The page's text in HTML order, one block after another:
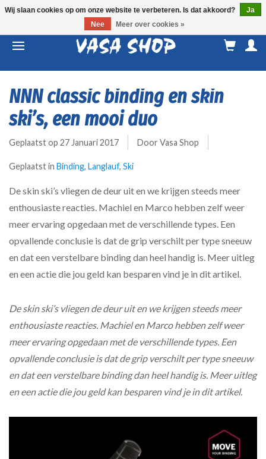
NNN classic binding en skin
ski’s, een mooi duo
Geplaatst op 27 Januari 2017 Door Vasa Shop
Geplaatst in Binding, Langlauf, Ski
De skin ski’s vliegen de deur uit en we krijgen steeds meer
enthousiaste reacties. Machiel en Marco hebben zelf weer
meer ervaring opgedaan met de verschillende types. Een
opvallende conclusie is dat de grip verschilt per type sneeuw
en dat een verstelbare binding dan heel handig is. Meer uitleg
en een actie die jou geld kan besparen vind je in dit artikel.
De skin ski’s vliegen de deur uit en we krijgen steeds meer
enthousiaste reacties. Machiel en Marco hebben zelf weer
meer ervaring opgedaan met de verschillende types. Een
opvallende conclusie is dat de grip verschilt per type sneeuw
en dat een verstelbare binding dan heel handig is. Meer uitleg
en een actie die jou geld kan besparen vind je in dit artikel.
Wij slaan cookies op om onze website te verbeteren. Is dat akkoord?
Ja
Nee
Meer over cookies »